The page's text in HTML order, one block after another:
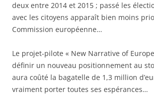
deux entre 2014 et 2015 ; passé les
avec les citoyens apparaît bien moins
Commission européenne…
Le projet-pilote « New Narrative of
définir un nouveau positionnement au
aura coûté la bagatelle de 1,3 million
vraiment porter toutes ses espérances…